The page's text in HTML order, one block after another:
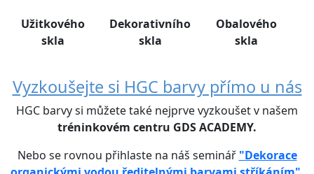
Užitkového
skla
Dekorativního
skla
Obalového
skla
Vyzkoušejte si HGC barvy přímo u nás
HGC barvy si můžete také nejprve vyzkoušet v našem
tréninkovém centru GDS ACADEMY.
Nebo se rovnou přihlaste na náš seminář "Dekorace